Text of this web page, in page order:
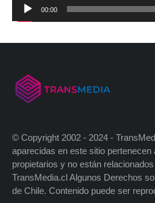
00:00
© Copyright 2002 - 2024 -
aparecidas en este sitio
propietarios y no están
TransMedia.cl Algunos Derechos
de Chile. Contenido puede ser